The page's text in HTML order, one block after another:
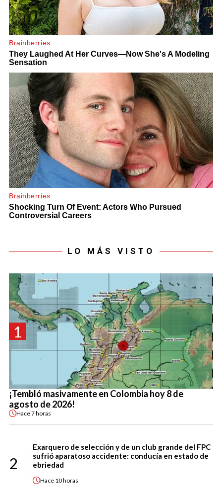
LO MÁS VISTO
1
¡Tembló masivamente en Colombia hoy 8 de
agosto de 2026!
Hace7 horas
2
Exarquero de selección y de un club grande del FPC
sufrió aparatoso accidente: conducía en estado de
ebriedad
Hace 10 horas